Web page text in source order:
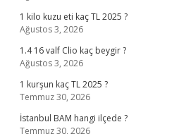
1 kilo kuzu eti kaç TL 2025 ?
Ağustos 3, 2026
1.4 16 valf Clio kaç beygir ?
Ağustos 3, 2026
1 kurşun kaç TL 2025 ?
Temmuz 30, 2026
İstanbul BAM hangi ilçede ?
Temmuz 30, 2026